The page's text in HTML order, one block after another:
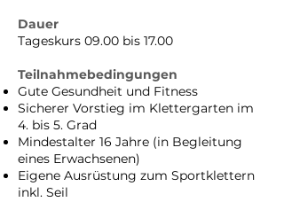
Dauer
Tageskurs 09.00 bis 17.00
Teilnahmebedingungen
Gute Gesundheit und Fitness
Sicherer Vorstieg im Klettergarten im
4. bis 5. Grad
Mindestalter 16 Jahre (in Begleitung
eines Erwachsenen)
Eigene Ausrüstung zum Sportklettern
inkl. Seil